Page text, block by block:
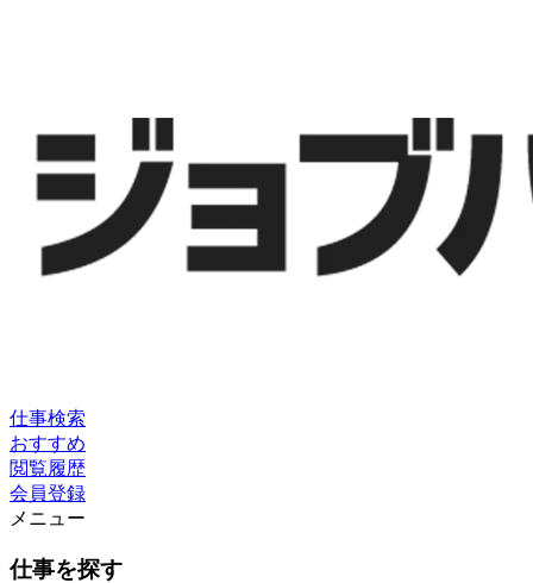
仕事検索
おすすめ
閲覧履歴
会員登録
メニュー
仕事を探す